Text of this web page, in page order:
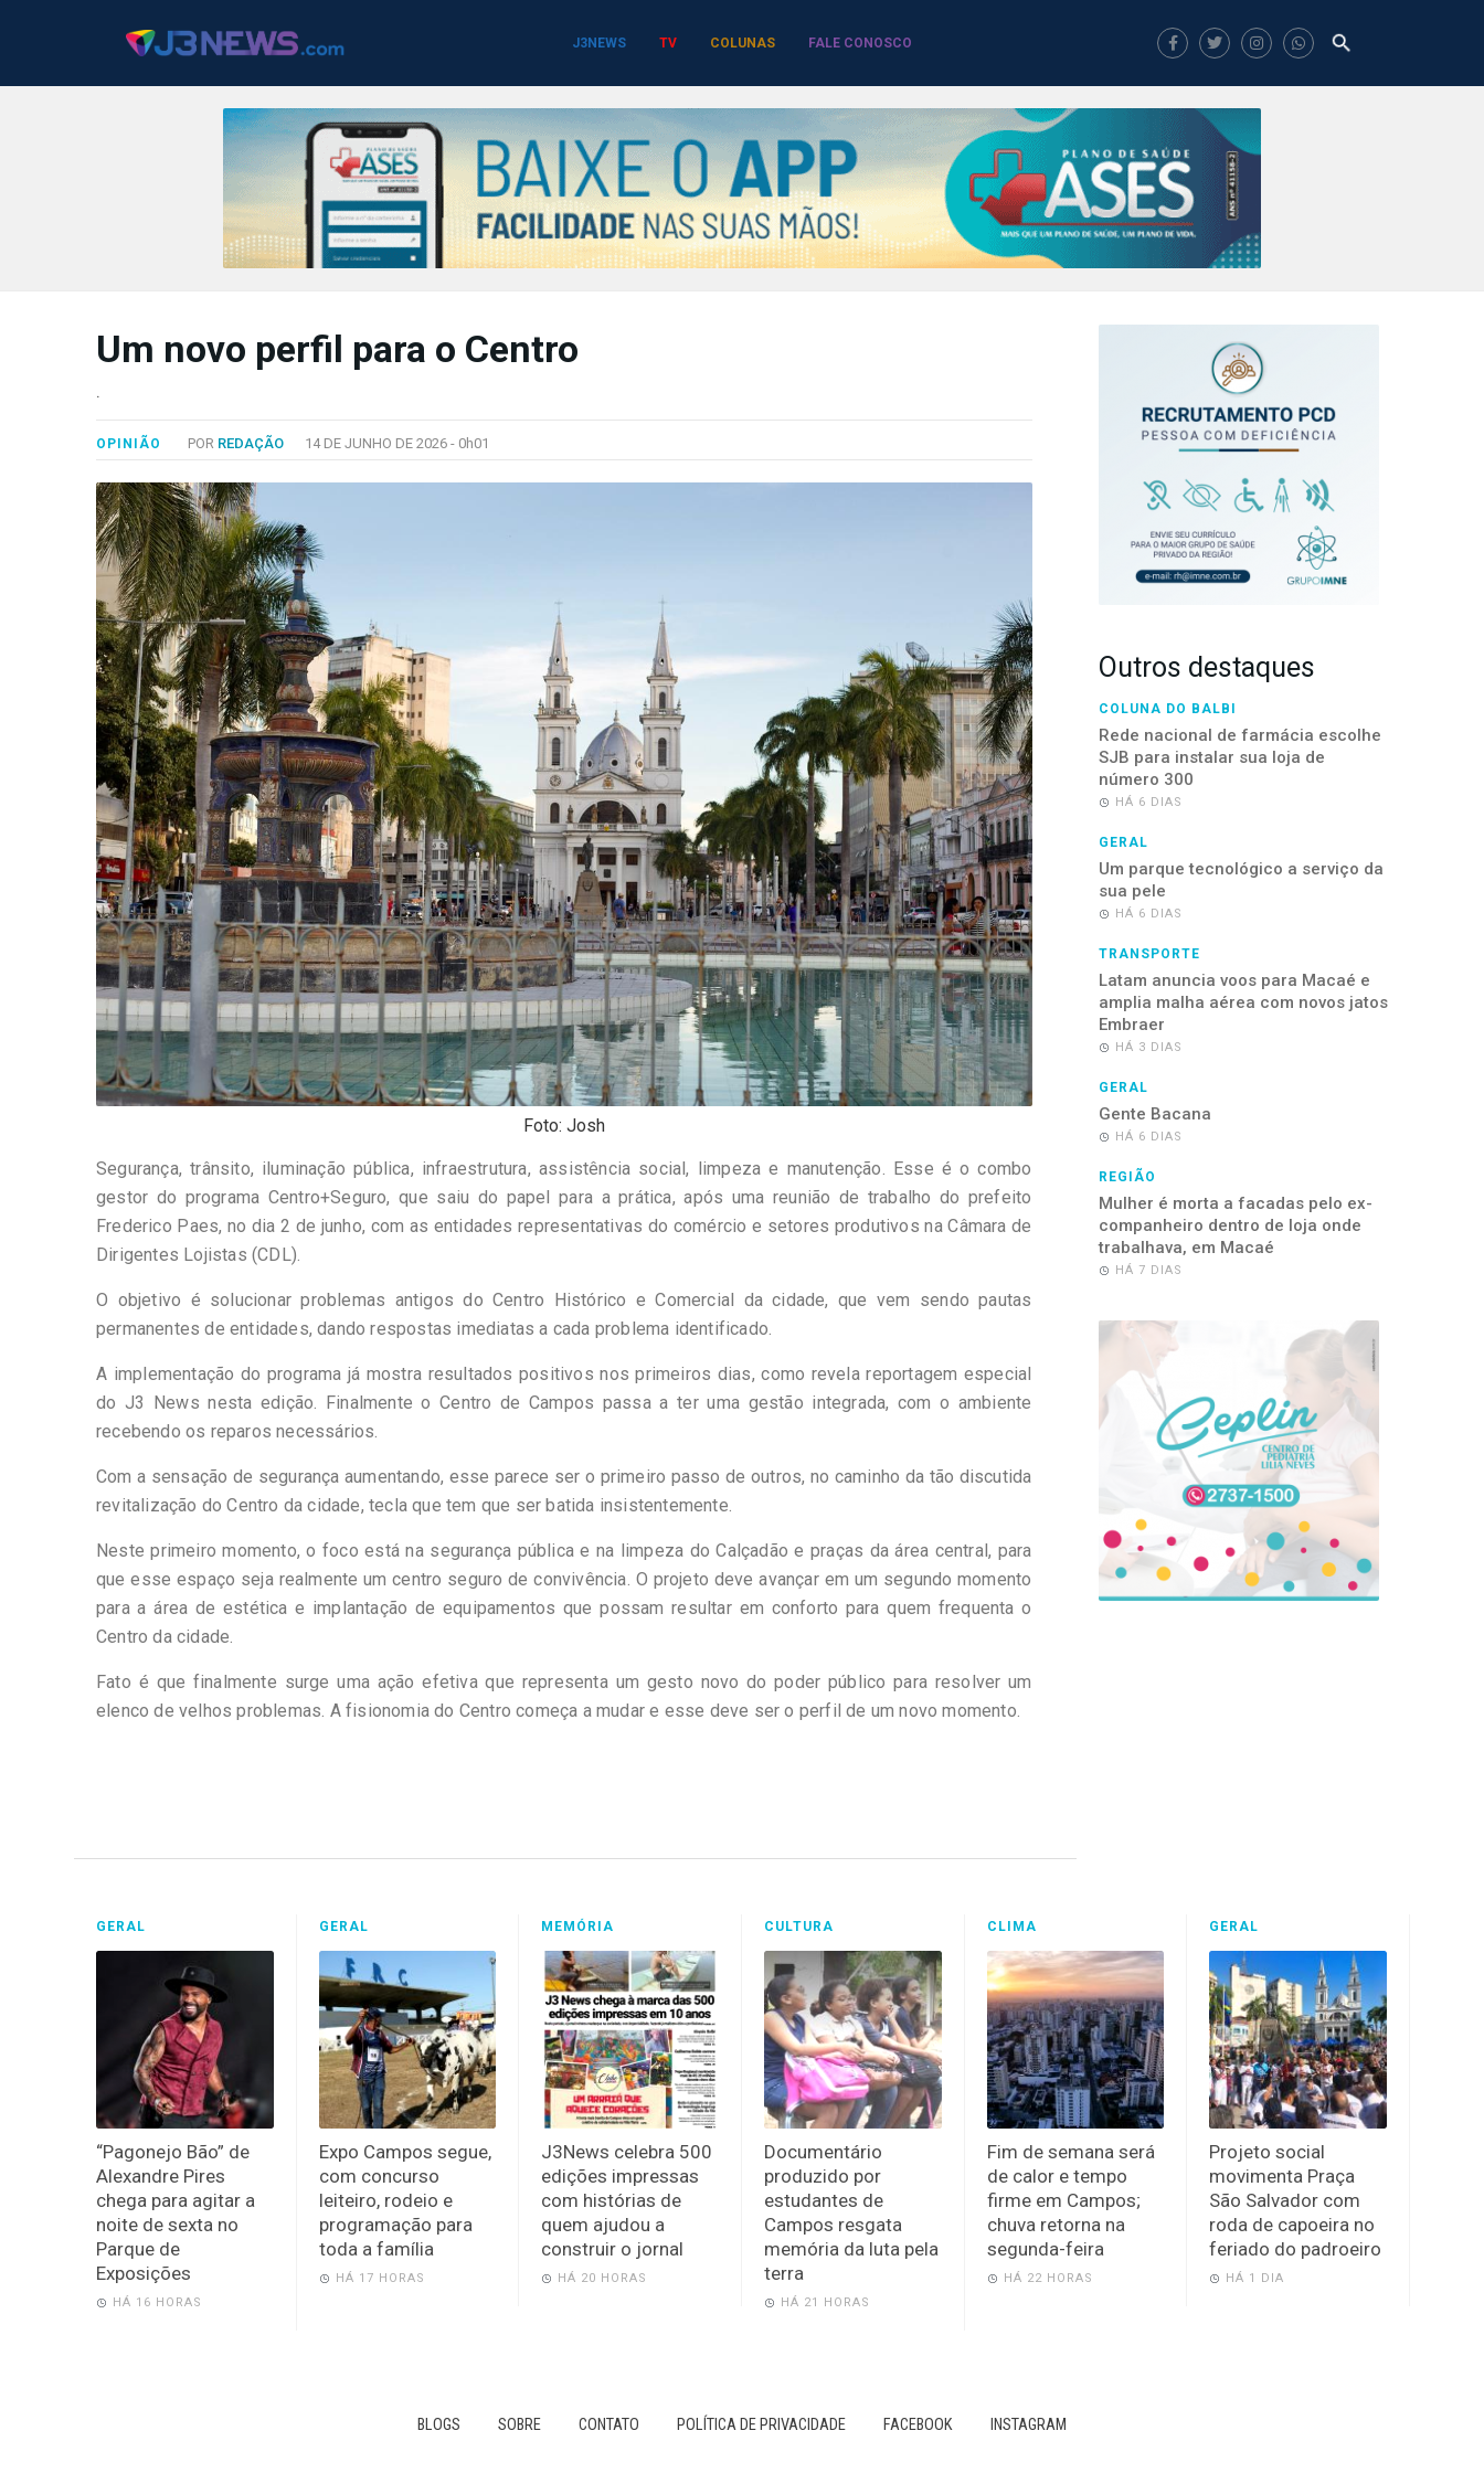
J3NEWS TV COLUNAS FALE CONOSCO
Desenvolvido
Um novo perfil para o Centro
.
OPINIÃO POR REDAÇÃO 14 DE JUNHO DE 2026 - 0h01
Foto: Josh
Segurança, trânsito, iluminação pública, infraestrutura, assistência social, limpeza e manutenção. Esse é o combo
gestor do programa Centro+Seguro, que saiu do papel para a prática, após uma reunião de trabalho do prefeito
Frederico Paes, no dia 2 de junho, com as entidades representativas do comércio e setores produtivos na Câmara de
Dirigentes Lojistas (CDL).
O objetivo é solucionar problemas antigos do Centro Histórico e Comercial da cidade, que vem sendo pautas
permanentes de entidades, dando respostas imediatas a cada problema identificado.
A implementação do programa já mostra resultados positivos nos primeiros dias, como revela reportagem especial
do J3 News nesta edição. Finalmente o Centro de Campos passa a ter uma gestão integrada, com o ambiente
recebendo os reparos necessários.
Com a sensação de segurança aumentando, esse parece ser o primeiro passo de outros, no caminho da tão discutida
revitalização do Centro da cidade, tecla que tem que ser batida insistentemente.
Neste primeiro momento, o foco está na segurança pública e na limpeza do Calçadão e praças da área central, para
que esse espaço seja realmente um centro seguro de convivência. O projeto deve avançar em um segundo momento
para a área de estética e implantação de equipamentos que possam resultar em conforto para quem frequenta o
Centro da cidade.
Fato é que finalmente surge uma ação efetiva que representa um gesto novo do poder público para resolver um
elenco de velhos problemas. A fisionomia do Centro começa a mudar e esse deve ser o perfil de um novo momento.
Outros destaques
COLUNA DO BALBI
Rede nacional de farmácia escolhe
SJB para instalar sua loja de
número 300
HÁ 6 DIAS
GERAL
Um parque tecnológico a serviço da
sua pele
HÁ 6 DIAS
TRANSPORTE
Latam anuncia voos para Macaé e
amplia malha aérea com novos jatos
Embraer
HÁ 3 DIAS
GERAL
Gente Bacana
HÁ 6 DIAS
REGIÃO
Mulher é morta a facadas pelo ex-
companheiro dentro de loja onde
trabalhava, em Macaé
HÁ 7 DIAS
GERAL
“Pagonejo Bão” de
Alexandre Pires
chega para agitar a
noite de sexta no
Parque de
Exposições
HÁ 16 HORAS
GERAL
Expo Campos segue,
com concurso
leiteiro, rodeio e
programação para
toda a família
HÁ 17 HORAS
MEMÓRIA
J3News celebra 500
edições impressas
com histórias de
quem ajudou a
construir o jornal
HÁ 20 HORAS
CULTURA
Documentário
produzido por
estudantes de
Campos resgata
memória da luta pela
terra
HÁ 21 HORAS
CLIMA
Fim de semana será
de calor e tempo
firme em Campos;
chuva retorna na
segunda-feira
HÁ 22 HORAS
GERAL
Projeto social
movimenta Praça
São Salvador com
roda de capoeira no
feriado do padroeiro
HÁ 1 DIA
BLOGS SOBRE CONTATO POLÍTICA DE PRIVACIDADE FACEBOOK INSTAGRAM